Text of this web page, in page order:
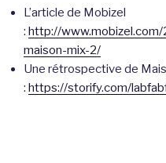
L’article de Mobizel
: http://
maison-mix-2/
Une rétrospective de
: https://storify.com/